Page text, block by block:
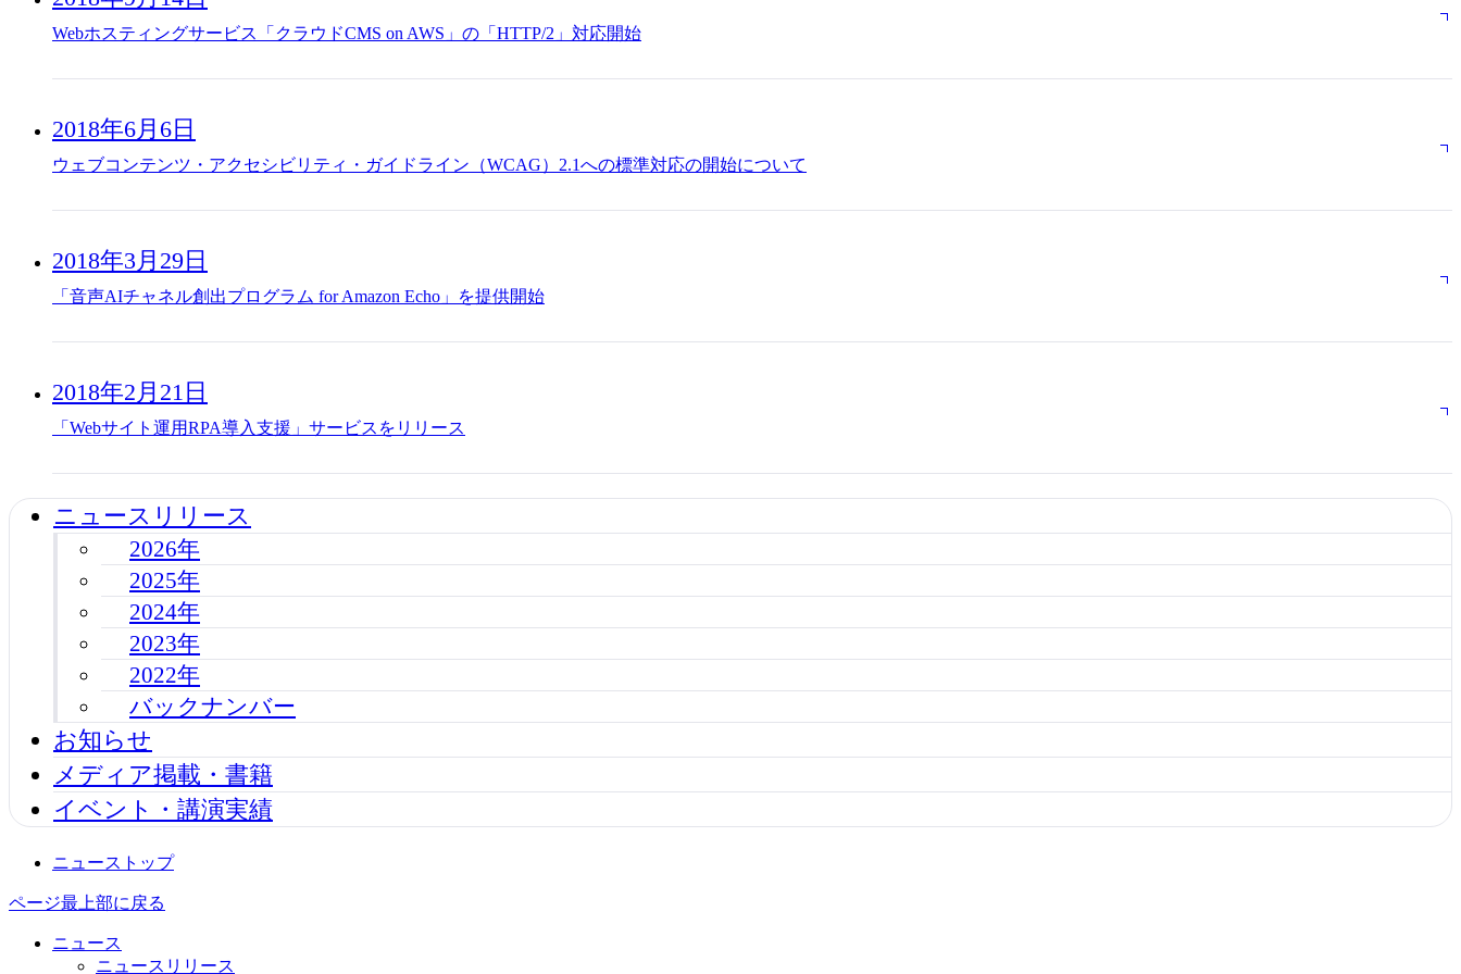
Webホスティングサービス「クラウドCMS on AWS」の「HTTP/2」対応開始
2018年6月6日
ウェブコンテンツ・アクセシビリティ・ガイドライン（WCAG）2.1への標準対応の開始について
2018年3月29日
「音声AIチャネル創出プログラム for Amazon Echo」を提供開始
2018年2月21日
「Webサイト運用RPA導入支援」サービスをリリース
ニュースリリース
2026年
2025年
2024年
2023年
2022年
バックナンバー
お知らせ
メディア掲載・書籍
イベント・講演実績
ニューストップ
ページ最上部に戻る
ニュース
ニュースリリース